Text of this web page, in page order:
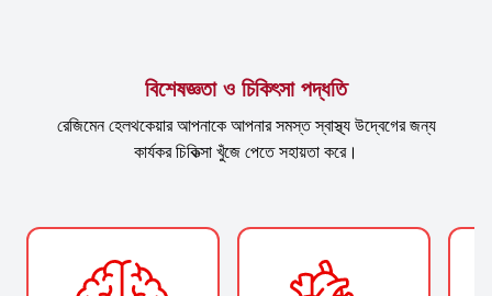
বিশেষজ্ঞতা ও চিকিৎসা পদ্ধতি
রেজিমেন হেলথকেয়ার আপনাকে আপনার সমস্ত স্বাস্থ্য উদ্বেগের জন্য
কার্যকর চিকিত্সা খুঁজে পেতে সহায়তা করে।